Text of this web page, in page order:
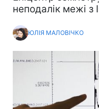
неподалік межі
ЮЛІЯ МАЛОВІЧКО